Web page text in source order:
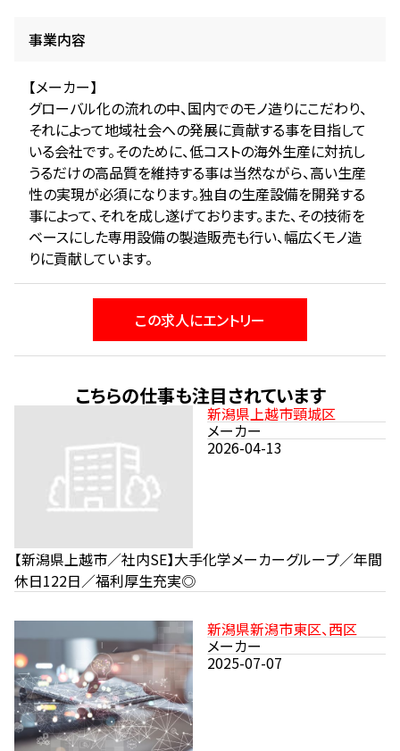
事業内容
【メーカー】
グローバル化の流れの中、国内でのモノ造りにこだわり、
それによって地域社会への発展に貢献する事を目指して
いる会社です。そのために、低コストの海外生産に対抗し
うるだけの高品質を維持する事は当然ながら、高い生産
性の実現が必須になります。独自の生産設備を開発する
事によって、それを成し遂げております。また、その技術を
ベースにした専用設備の製造販売も行い、幅広くモノ造
りに貢献しています。
この求人にエントリー
こちらの仕事も注目されています
新潟県上越市頸城区
メーカー
2026-04-13
【新潟県上越市／社内SE】大手化学メーカーグループ／年間
休日122日／福利厚生充実◎
新潟県新潟市東区、西区
メーカー
2025-07-07